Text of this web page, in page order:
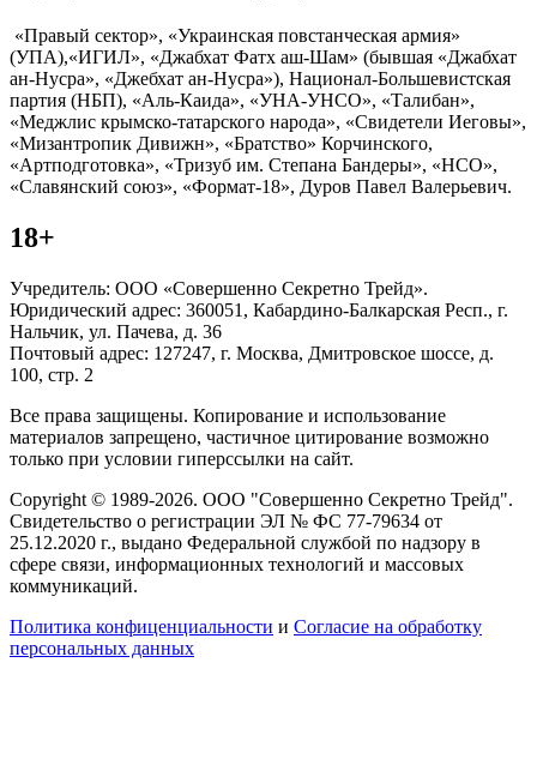
«Правый сектор», «Украинская повстанческая армия»
(УПА),«ИГИЛ», «Джабхат Фатх аш-Шам» (бывшая «Джабхат
ан-Нусра», «Джебхат ан-Нусра»), Национал-Большевистская
партия (НБП), «Аль-Каида», «УНА-УНСО», «Талибан»,
«Меджлис крымско-татарского народа», «Свидетели Иеговы»,
«Мизантропик Дивижн», «Братство» Корчинского,
«Артподготовка», «Тризуб им. Степана Бандеры», «НСО»,
«Славянский союз», «Формат-18», Дуров Павел Валерьевич.
18+
Учредитель: ООО «Совершенно Секретно Трейд».
Юридический адрес: 360051, Кабардино-Балкарская Респ., г.
Нальчик, ул. Пачева, д. 36
Почтовый адрес: 127247, г. Москва, Дмитровское шоссе, д.
100, стр. 2
Все права защищены. Копирование и использование
материалов запрещено, частичное цитирование возможно
только при условии гиперссылки на сайт.
Copyright © 1989-2026. ООО "Совершенно Секретно Трейд".
Свидетельство о регистрации ЭЛ № ФС 77-79634 от
25.12.2020 г., выдано Федеральной службой по надзору в
сфере связи, информационных технологий и массовых
коммуникаций.
Политика конфиценциальности и Согласие на обработку
персональных данных